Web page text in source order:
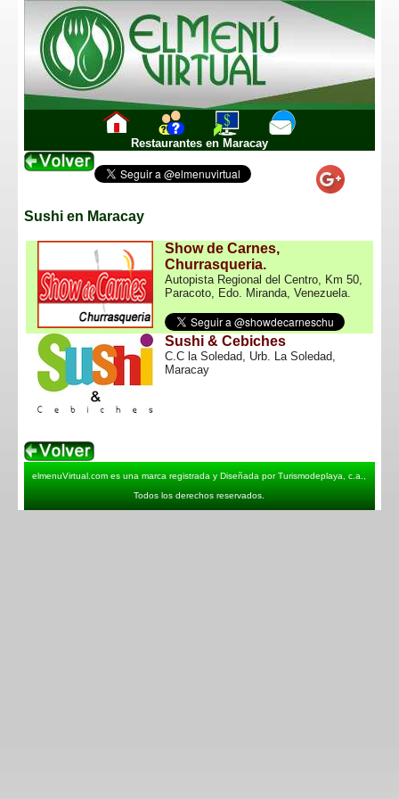
Restaurantes en Maracay
Sushi en Maracay
Show de Carnes,
Churrasqueria.
Autopista Regional del Centro, Km 50,
Paracoto, Edo. Miranda, Venezuela.
Sushi & Cebiches
C.C la Soledad, Urb. La Soledad,
Maracay
elmenuVirtual.com es una marca registrada y Diseñada por Turismodeplaya, c.a.,
Todos los derechos reservados.